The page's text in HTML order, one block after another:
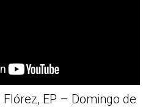
EP – Domingo de